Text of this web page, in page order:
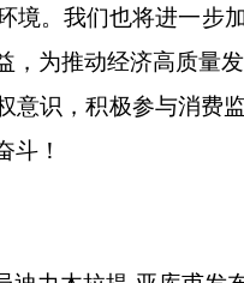
境。我们也将进一步
为推动经济高质量
意识，积极参与消费
斗！